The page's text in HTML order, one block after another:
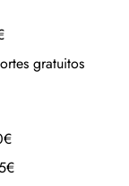
gratuitos